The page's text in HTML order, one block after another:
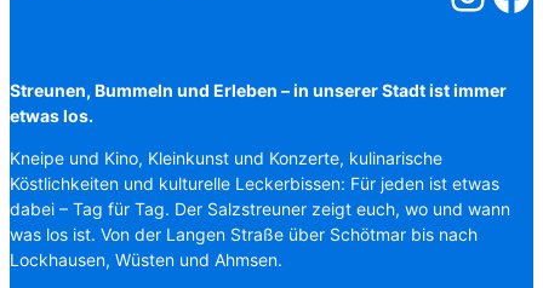
Streunen, Bummeln und Erleben – in unserer Stadt ist immer
etwas los.
Kneipe und Kino, Kleinkunst und Konzerte, kulinarische
Köstlichkeiten und kulturelle Leckerbissen: Für jeden ist etwas
dabei – Tag für Tag. Der Salzstreuner zeigt euch, wo und wann
was los ist. Von der Langen Straße über Schötmar bis nach
Lockhausen, Wüsten und Ahmsen.